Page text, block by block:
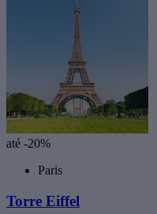
até -20%
Paris
Torre Eiffel